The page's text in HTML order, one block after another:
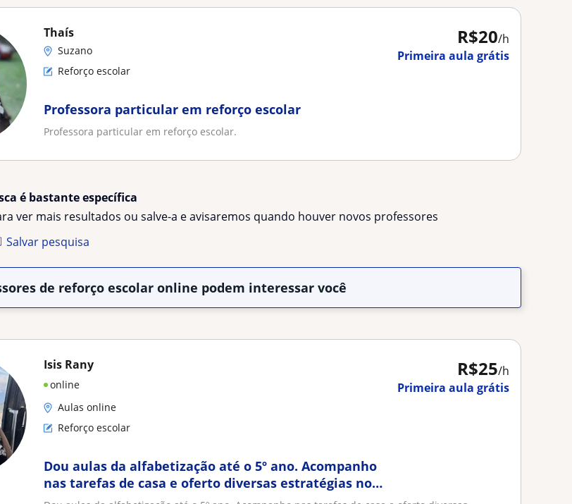
R$20/h
Primeira aula grátis
Thaís
Suzano
Reforço escolar
Professora particular em reforço escolar
Professora particular em reforço escolar.
é bastante específica
ver mais resultados ou salve-a e avisaremos quando houver novos professores
Salvar pesquisa
de reforço escolar online podem interessar você
R$25/h
Primeira aula grátis
Isis Rany
online
Aulas online
Reforço escolar
Dou aulas da alfabetização até o 5º ano. Acompanho
nas tarefas de casa e oferto diversas estratégias no
processo de alfabetização